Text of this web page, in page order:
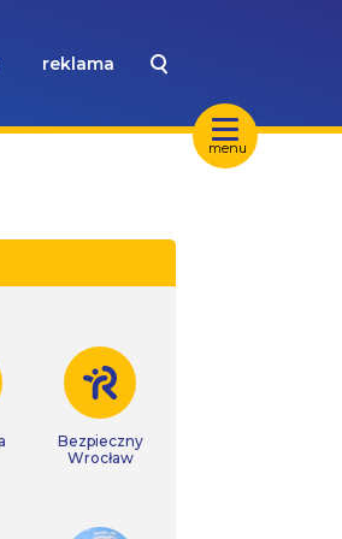
menu
reklama
Bezpieczny
Wrocław